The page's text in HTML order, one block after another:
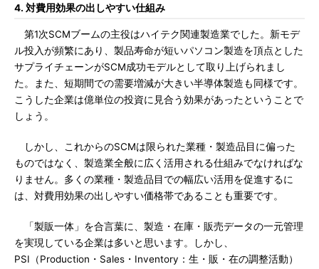
4. 対費用効果の出しやすい仕組み
第1次SCMブームの主役はハイテク関連製造業でした。新モデ
ル投入が頻繁にあり、製品寿命が短いパソコン製造を頂点とした
サプライチェーンがSCM成功モデルとして取り上げられまし
た。また、短期間での需要増減が大きい半導体製造も同様です。
こうした企業は億単位の投資に見合う効果があったということで
しょう。
しかし、これからのSCMは限られた業種・製造品目に偏った
ものではなく、製造業全般に広く活用される仕組みでなければな
りません。多くの業種・製造品目での幅広い活用を促進するに
は、対費用効果の出しやすい価格帯であることも重要です。
「製販一体」を合言葉に、製造・在庫・販売データの一元管理
を実現している企業は多いと思います。しかし、
PSI（Production・Sales・Inventory：生・販・在の調整活動）